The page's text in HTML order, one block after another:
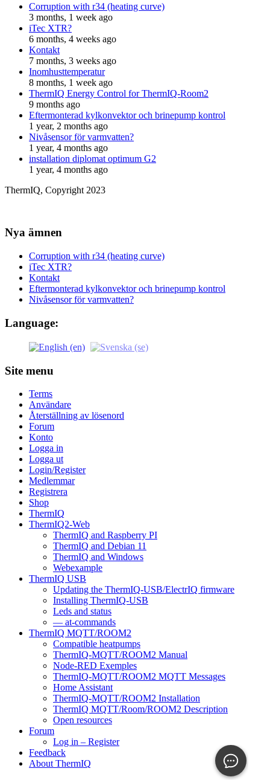
Corruption with r34 (heating curve)
3 months, 1 week ago
iTec XTR?
6 months, 4 weeks ago
Kontakt
7 months, 3 weeks ago
Inomhusttemperatur
8 months, 1 week ago
ThermIQ Energy Control for ThermIQ-Room2
9 months ago
Eftermonterad kylkonvektor och brinepump kontrol
1 year, 2 months ago
Nivåsensor för varmvatten?
1 year, 4 months ago
installation diplomat optimum G2
1 year, 4 months ago
ThermIQ, Copyright 2023
Nya ämnen
Corruption with r34 (heating curve)
iTec XTR?
Kontakt
Eftermonterad kylkonvektor och brinepump kontrol
Nivåsensor för varmvatten?
Language:
Site menu
Terms
Användare
Återställning av lösenord
Forum
Konto
Logga in
Logga ut
Login/Register
Medlemmar
Registrera
Shop
ThermIQ
ThermIQ2-Web
ThermIQ and Raspberry PI
ThermIQ and Debian 11
ThermIQ and Windows
Webexample
ThermIQ USB
Updating the ThermIQ-USB/ElectrIQ firmware
Installing ThermIQ-USB
Leds and status
— at-commands
ThermIQ MQTT/ROOM2
Compatible heatpumps
ThermIQ-MQTT/ROOM2 Manual
Node-RED Exemples
ThermIQ-MQTT/ROOM2 MQTT Messages
Home Assistant
ThermIQ-MQTT/ROOM2 Installation
ThermIQ MQTT/Room/ROOM2 Description
Open resources
Forum
Log in – Register
Feedback
About ThermIQ